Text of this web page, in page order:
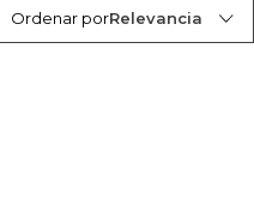
Ordenar porRelevancia